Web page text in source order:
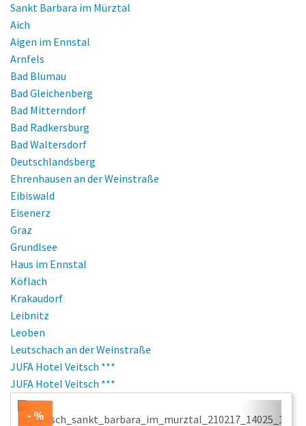
Sankt Barbara im Mürztal
Aich
Aigen im Ennstal
Arnfels
Bad Blumau
Bad Gleichenberg
Bad Mitterndorf
Bad Radkersburg
Bad Waltersdorf
Deutschlandsberg
Ehrenhausen an der Weinstraße
Eibiswald
Eisenerz
Graz
Grundlsee
Haus im Ennstal
Köflach
Krakaudorf
Leibnitz
Leoben
Leutschach an der Weinstraße
Maria Lankowitz
Mariazell
Mönichwald
Oberzeiring
JUFA Hotel Veitsch ***
JUFA Hotel Veitsch ***